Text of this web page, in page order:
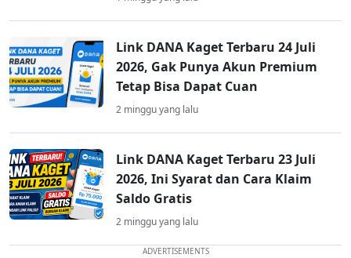
Link DANA Kaget Terbaru 24 Juli
2026, Gak Punya Akun Premium
Tetap Bisa Dapat Cuan
2 minggu yang lalu
Link DANA Kaget Terbaru 23 Juli
2026, Ini Syarat dan Cara Klaim
Saldo Gratis
2 minggu yang lalu
ADVERTISEMENTS